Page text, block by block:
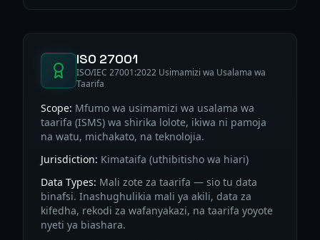
ISO 27001
ISO/IEC 27001:2022 Usimamizi wa Usalama wa
Taarifa
Scope: Mfumo wa usimamizi wa usalama wa
taarifa (ISMS) wa shirika lolote, ikiwa ni pamoja
na watu, michakato, na teknolojia.
Jurisdiction: Kimataifa (uthibitisho wa hiari)
Data Types: Mali zote za taarifa — sio tu data
binafsi. Inashughulikia mali ya akili, data za
kifedha, rekodi za wafanyakazi, na taarifa yoyote
nyeti ya biashara.